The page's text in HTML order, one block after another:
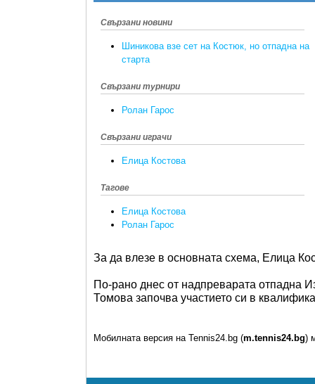
Свързани новини
Шиникова взе сет на Костюк, но отпадна на
старта
Свързани турнири
Ролан Гарос
Свързани играчи
Елица Костова
Тагове
Елица Костова
Ролан Гарос
За да влезе в основната схема, Елица
По-рано днес от надпреварата отпадна
Томова започва участието си в
Мобилната версия на Tennis24.bg (m.tennis24.bg)